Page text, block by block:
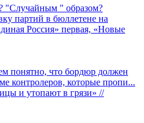
"Случайным " образом?
партий в бюллетене на
Россия» первая, «Новые
понятно, что бордюр должен
контролеров, которые пропи...
и утопают в грязи» //